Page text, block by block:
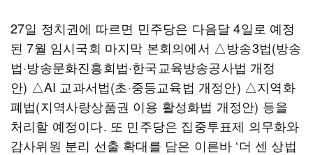
27일 정치권에 따르면 민주당은 다음달 4일로 예정
된 7월 임시국회 마지막 본회의에서 △방송3법(방송
법·방송문화진흥회법·한국교육방송공사법 개정
안) △AI 교과서법(초·중등교육법 개정안) △지역화
폐법(지역사랑상품권 이용 활성화법 개정안) 등을
처리할 예정이다. 또 민주당은 집중투표제 의무화와
감사위원 분리 선출 확대를 담은 이른바 ‘더 센 상법